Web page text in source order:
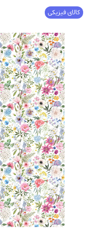
کالای فیزیکی